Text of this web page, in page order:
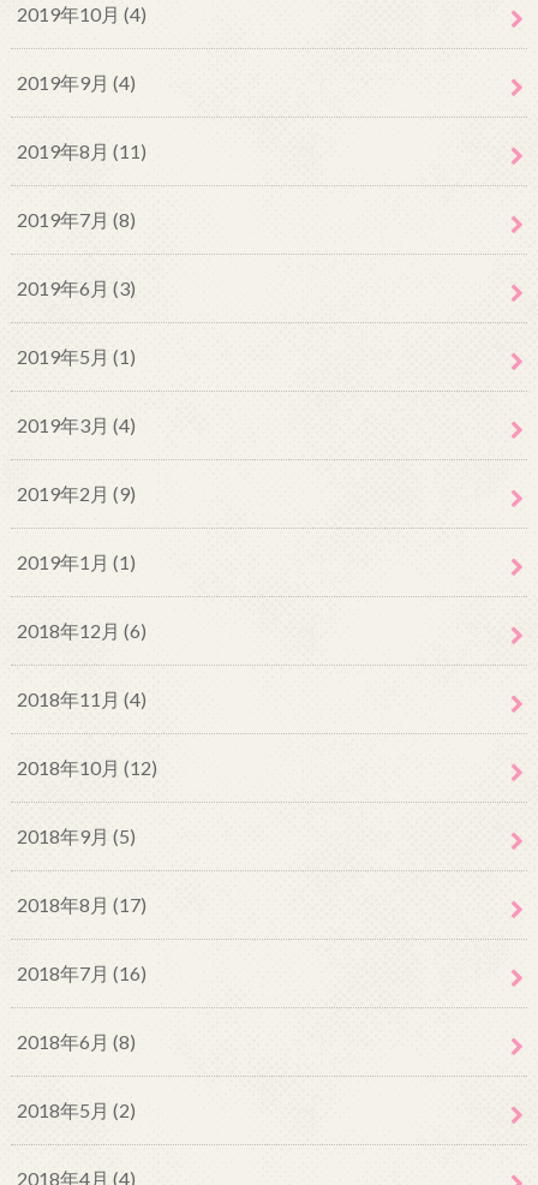
2019年10月 (4)
2019年9月 (4)
2019年8月 (11)
2019年7月 (8)
2019年6月 (3)
2019年5月 (1)
2019年3月 (4)
2019年2月 (9)
2019年1月 (1)
2018年12月 (6)
2018年11月 (4)
2018年10月 (12)
2018年9月 (5)
2018年8月 (17)
2018年7月 (16)
2018年6月 (8)
2018年5月 (2)
2018年4月 (4)